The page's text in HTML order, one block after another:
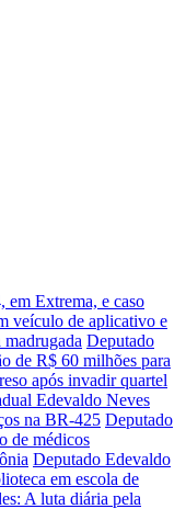
em Extrema, e caso
veículo de aplicativo e
Deputado
de R$ 60 milhões para
após invadir quartel
Edevaldo Neves
na BR-425 Deputado
de médicos
Deputado Edevaldo
em escola de
A luta diária pela